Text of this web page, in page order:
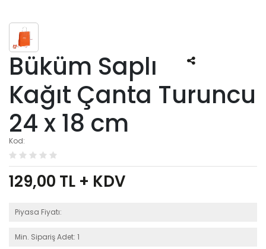
Büküm Saplı
Kağıt Çanta Turuncu
24 x 18 cm
Kod:
129,00 TL + KDV
Piyasa Fiyatı:
Min. Sipariş Adet: 1